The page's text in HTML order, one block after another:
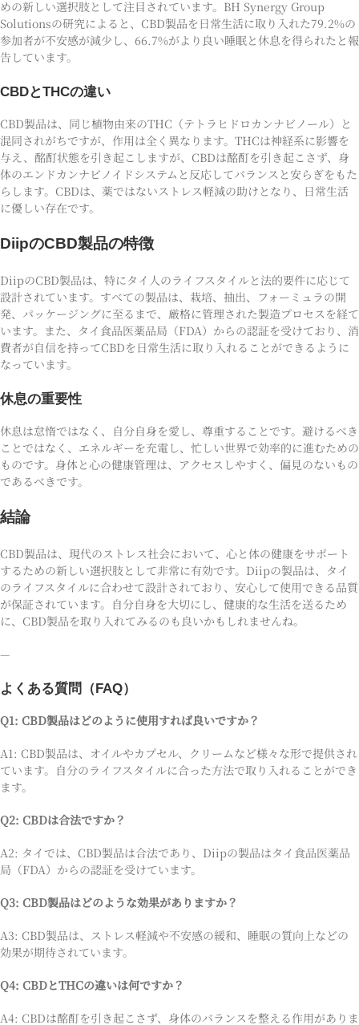
めの新しい選択肢として注目されています。BH Synergy Group
Solutionsの研究によると、CBD製品を日常生活に取り入れた79.2%の
参加者が不安感が減少し、66.7%がより良い睡眠と休息を得られたと報
告しています。
CBDとTHCの違い
CBD製品は、同じ植物由来のTHC（テトラヒドロカンナビノール）と
混同されがちですが、作用は全く異なります。THCは神経系に影響を
与え、酩酊状態を引き起こしますが、CBDは酩酊を引き起こさず、身
体のエンドカンナビノイドシステムと反応してバランスと安らぎをもた
らします。CBDは、薬ではないストレス軽減の助けとなり、日常生活
に優しい存在です。
DiipのCBD製品の特徴
DiipのCBD製品は、特にタイ人のライフスタイルと法的要件に応じて
設計されています。すべての製品は、栽培、抽出、フォーミュラの開
発、パッケージングに至るまで、厳格に管理された製造プロセスを経て
います。また、タイ食品医薬品局（FDA）からの認証を受けており、消
費者が自信を持ってCBDを日常生活に取り入れることができるように
なっています。
休息の重要性
休息は怠惰ではなく、自分自身を愛し、尊重することです。避けるべき
ことではなく、エネルギーを充電し、忙しい世界で効率的に進むための
ものです。身体と心の健康管理は、アクセスしやすく、偏見のないもの
であるべきです。
結論
CBD製品は、現代のストレス社会において、心と体の健康をサポート
するための新しい選択肢として非常に有効です。Diipの製品は、タイ
のライフスタイルに合わせて設計されており、安心して使用できる品質
が保証されています。自分自身を大切にし、健康的な生活を送るため
に、CBD製品を取り入れてみるのも良いかもしれませんね。
—
よくある質問（FAQ）
Q1: CBD製品はどのように使用すれば良いですか？
A1: CBD製品は、オイルやカプセル、クリームなど様々な形で提供され
ています。自分のライフスタイルに合った方法で取り入れることができ
ます。
Q2: CBDは合法ですか？
A2: タイでは、CBD製品は合法であり、Diipの製品はタイ食品医薬品
局（FDA）からの認証を受けています。
Q3: CBD製品はどのような効果がありますか？
A3: CBD製品は、ストレス軽減や不安感の緩和、睡眠の質向上などの
効果が期待されています。
Q4: CBDとTHCの違いは何ですか？
A4: CBDは酩酊を引き起こさず、身体のバランスを整える作用がありま